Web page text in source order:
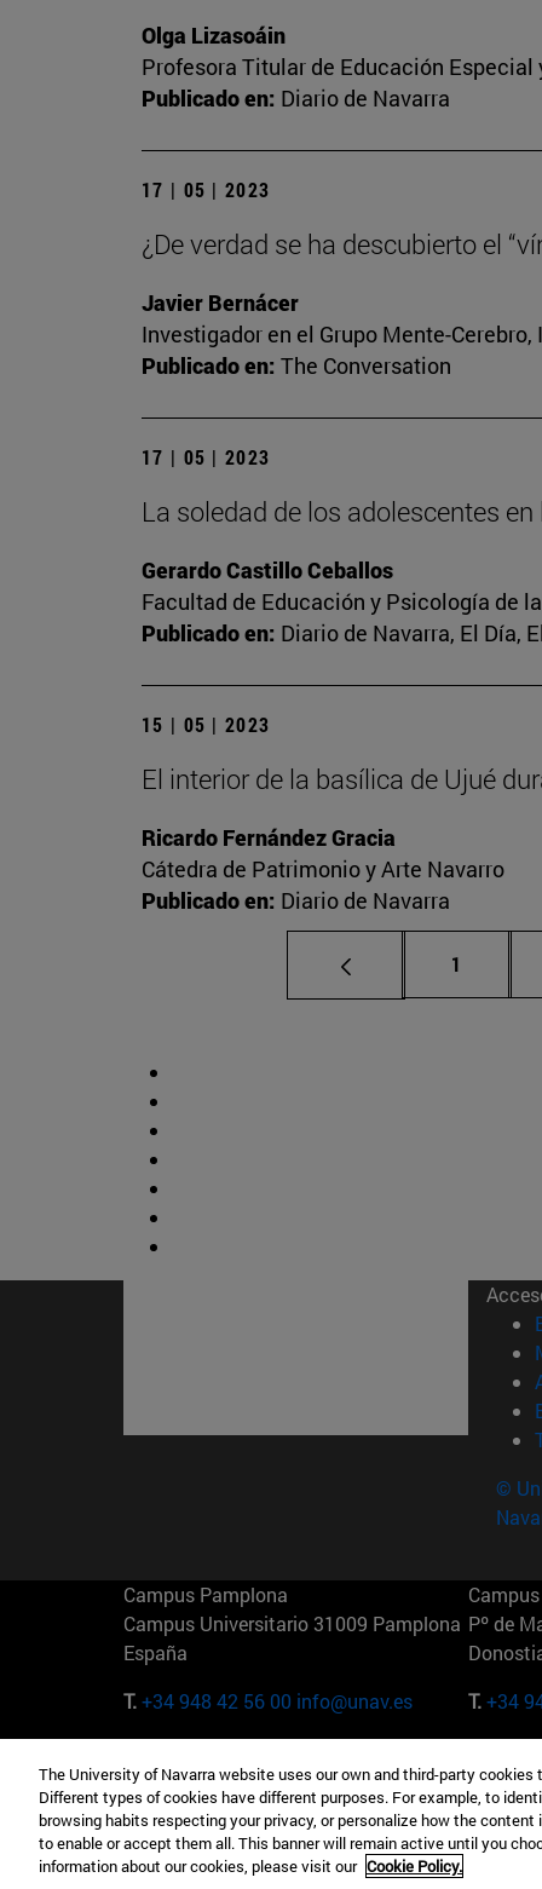
Olga Lizasoáin
Profesora Titular de Educación
Publicado en: Diario de Navarra
17 | 05 | 2023
¿De verdad se ha descubierto el
Javier Bernácer
Investigador en el Grupo Mente-
Publicado en: The Conversation
17 | 05 | 2023
La soledad de los adolescentes
Gerardo Castillo Ceballos
Facultad de Educación y Psicología de
Publicado en: Diario de Navarra, El Día,
15 | 05 | 2023
El interior de la basílica de Ujué
Ricardo Fernández Gracia
Cátedra de Patrimonio y Arte Navarro
Publicado en: Diario de Navarra
Página
1
©
Campus Pamplona
Campus Universitario 31009 Pamplona
España
T.+34 948 42 56 00 info@unav.es
Pº de
T.+34
Camino del Cerro Águila 3 28023
Madrid España
T.+34 912 11 30 00
165 W
EE.UU
T.+1
The University of Navarra website uses our own and third-party
Different types of cookies have different purposes. For example, to
browsing habits respecting your privacy, or personalize how the
to enable or accept them all. This banner will remain active until you
information about our cookies, please visit our Cookie Policy.